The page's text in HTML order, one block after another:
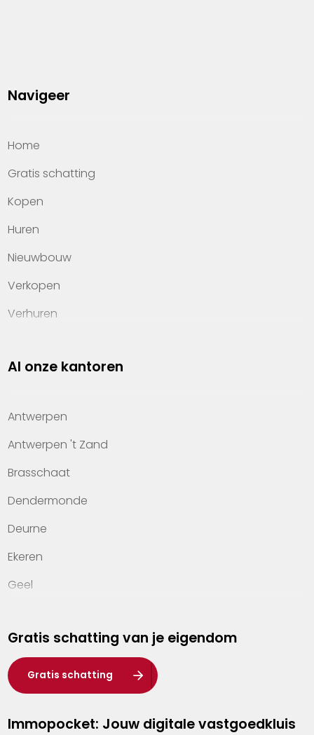
Navigeer
Home
Gratis schatting
Kopen
Huren
Nieuwbouw
Verkopen
Verhuren
Property management
Kennis van wonen
Kantoren
Veelgestelde vragen
Werken bij Heylen Vastgoed
Contact
Al onze kantoren
Antwerpen
Antwerpen 't Zand
Brasschaat
Dendermonde
Deurne
Ekeren
Geel
Hasselt
Heist-op-den-Berg
Herentals
Kalmthout
Gratis schatting van je eigendom
Gratis schatting
Immopocket: Jouw digitale vastgoedkluis